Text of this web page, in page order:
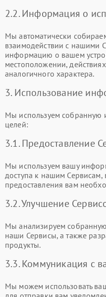
2.2. Информация о
Мы автоматически
взаимодействии с нашими
информацию о вашем
местоположении,
аналогичного характера.
3. Использование
Мы используем
целей:
3.1. Предоставление
Мы используем вашу
доступа к нашим
предоставления вам
3.2. Улучшение
Мы анализируем
наши Сервисы, а также
продукты.
3.3. Коммуникация с
Мы можем использовать